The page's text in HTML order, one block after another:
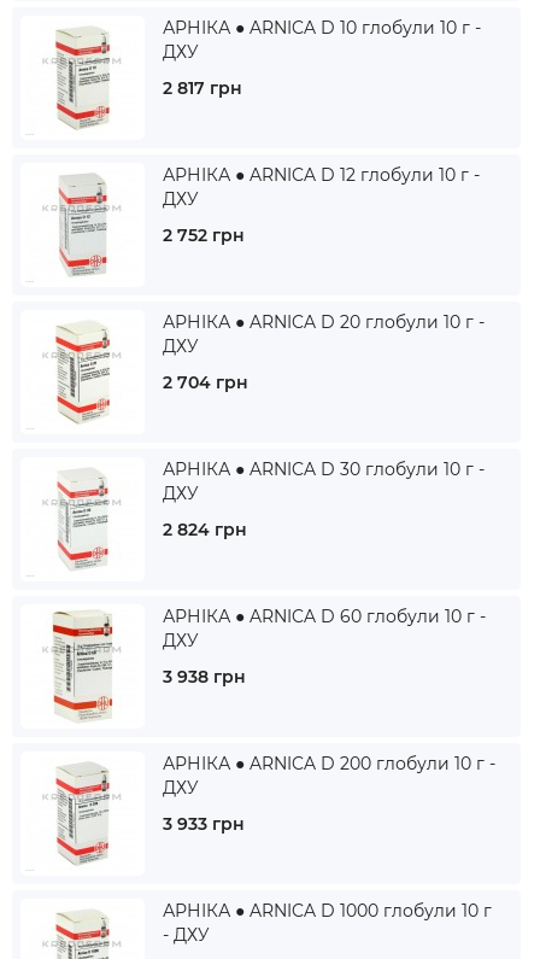
АРНІКА ● ARNICA D 10 глобули 10 г -
ДХУ
2 817 грн
АРНІКА ● ARNICA D 12 глобули 10 г -
ДХУ
2 752 грн
АРНІКА ● ARNICA D 20 глобули 10 г -
ДХУ
2 704 грн
АРНІКА ● ARNICA D 30 глобули 10 г -
ДХУ
2 824 грн
АРНІКА ● ARNICA D 60 глобули 10 г -
ДХУ
3 938 грн
АРНІКА ● ARNICA D 200 глобули 10 г -
ДХУ
3 933 грн
АРНІКА ● ARNICA D 1000 глобули 10 г
- ДХУ